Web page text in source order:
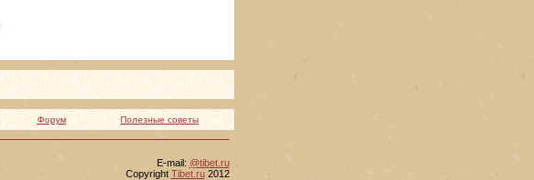
Форум Полезные советы
Е-mail: @tibet.ru
Copyright Tibet.ru2012